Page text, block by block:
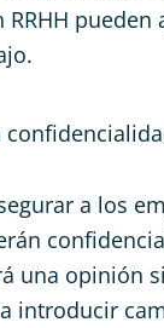
pueden
a los
una opinión
introducir